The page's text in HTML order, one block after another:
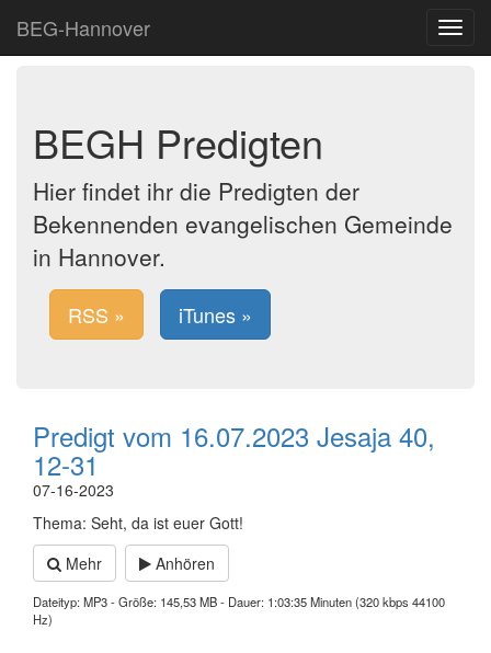
BEG-Hannover
Toggle
BEGH Predigten
Hier findet ihr die Predigten der
Bekennenden evangelischen Gemeinde
in Hannover.
RSS » iTunes »
Predigt vom 16.07.2023 Jesaja 40,
12-31
07-16-2023
Thema: Seht, da ist euer Gott!
Mehr
Anhören
Dateityp: MP3 - Größe: 145,53 MB - Dauer: 1:03:35 Minuten (320 kbps 44100
Hz)